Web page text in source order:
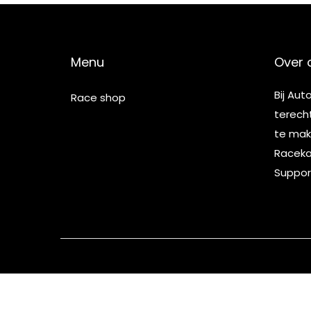
Menu
Race shop
Over
Bij
te